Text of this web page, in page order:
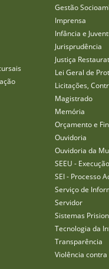
Gestão
Imprensa
Infância e
Jurisprudência
Justiça
Lei Geral de
Licitações,
Magistrado
Memória
Orçamento e
Ouvidoria
Ouvidoria da
SEEU -
SEI - Processo
Serviço de
Servidor
Sistemas
Tecnologia da
Transparência
Violência